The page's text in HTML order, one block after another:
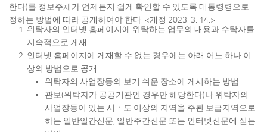
한다)를 정보주체가 언제든지 쉽게 확인할 수 있도록 대통령령으로
정하는 방법에 따라 공개하여야 한다. <개정 2023. 3. 14.>
위탁자의 인터넷 홈페이지에 위탁하는 업무의 내용과 수탁자를
지속적으로 게재
인터넷 홈페이지에 게재할 수 없는 경우에는 아래 어느 하나 이
상의 방법으로 공개
위탁자의 사업장등의 보기 쉬운 장소에 게시하는 방법
관보(위탁자가 공공기관인 경우만 해당한다)나 위탁자의
사업장등이 있는 시ㆍ도 이상의 지역을 주된 보급지역으로
하는 일반일간신문, 일반주간신문 또는 인터넷신문에 싣는